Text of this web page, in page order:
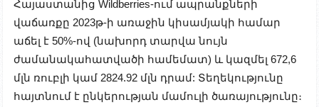
Հայաստանից Wildberries-ում ապրանքների
վաճառքը 2023թ-ի առաջին կիսամյակի համար
աճել է 50%-ով (նախորդ տարվա նույն
ժամանակահատվածի համեմատ) և կազմել 672,6
մլն ռուբլի կամ 2824.92 մլն դրամ: Տեղեկությունը
հայտնում է ընկերության մամուլի ծառայությունը։